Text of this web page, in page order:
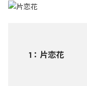
1 ： 片恋花